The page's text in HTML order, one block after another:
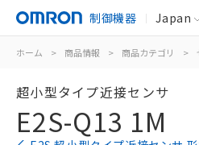
制御機器 Japan
ホーム > 商品情報 > 商品カテゴリ >
超小型タイプ近接センサ
E2S-Q13 1M